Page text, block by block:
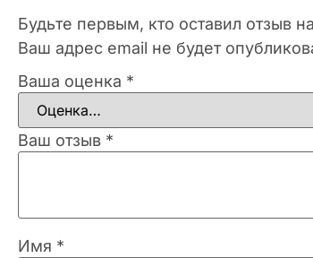
Будьте первым, кто оставил отзыв
Ваш адрес email не будет
Ваша оценка *
Ваш отзыв *
Имя *